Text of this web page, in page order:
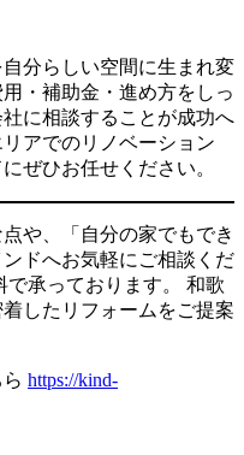
分らしい空間に生まれ変
・補助金・進め方をしっ
に相談することが成功へ
アでのリノベーション
ぜひお任せください。
や、「自分の家でもでき
ドへお気軽にご相談くだ
で承っております。 和歌
したリフォームをご提案
https://kind-